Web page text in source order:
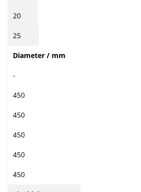
20
25
Diameter / mm
-
450
450
450
450
450